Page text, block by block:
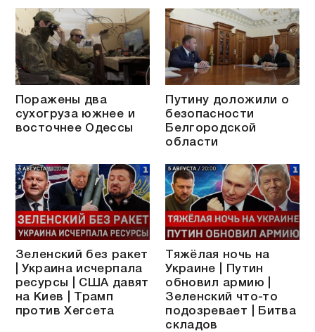
Поражены два
сухогруза южнее и
восточнее Одессы
Путину доложили о
безопасности
Белгородской
области
Зеленский без ракет
| Украина исчерпала
ресурсы | США давят
на Киев | Трамп
против Хегсета
Тяжёлая ночь на
Украине | Путин
обновил армию |
Зеленский что-то
подозревает | Битва
складов